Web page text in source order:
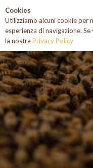
Cookies
Utilizziamo alcuni cookie per
esperienza di navigazione.
la nostra Privacy Policy